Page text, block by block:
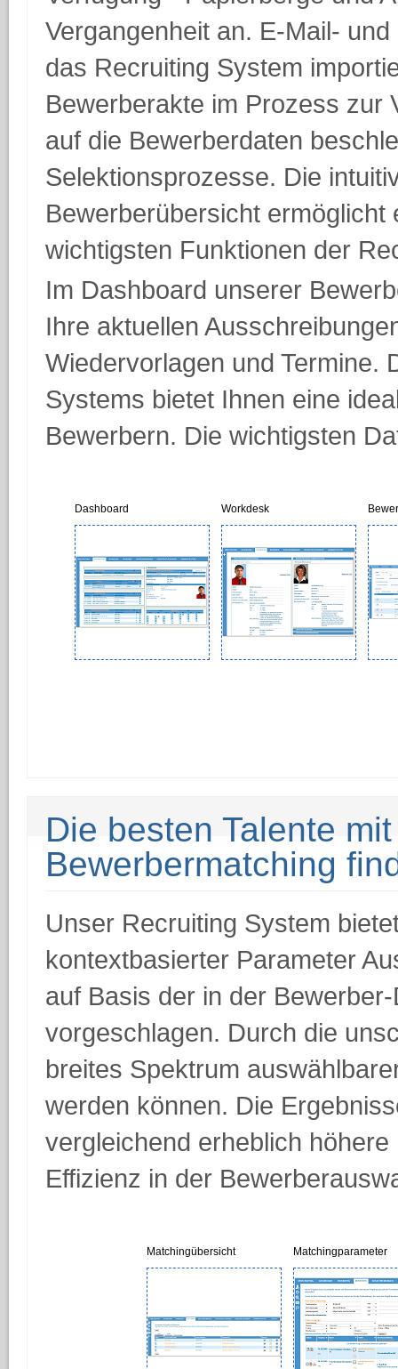
Vergangenheit an. E-Mail-
das Recruiting System
Bewerberakte im Prozess zur
auf die Bewerberdaten
Selektionsprozesse. Die
Bewerberübersicht ermöglicht
wichtigsten Funktionen der
Im Dashboard unserer
Ihre aktuellen
Wiedervorlagen und Termine.
Systems bietet Ihnen eine
Bewerbern. Die wichtigsten
Dashboard Workdesk
Die besten Talente
Bewerbermatching
Unser Recruiting System
kontextbasierter Parameter
auf Basis der in der
vorgeschlagen. Durch die
breites Spektrum
werden können. Die
vergleichend erheblich
Effizienz in der
Matchingübersicht Matchingparameter